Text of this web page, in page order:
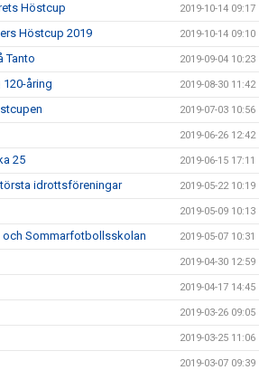
Höstcup 2019-10-14 09:17
Höstcup 2019 2019-10-14 09:10
Tanto 2019-09-04 10:23
120-åring 2019-08-30 11:42
2019-07-03 10:56
2019-06-26 12:42
25 2019-06-15 17:11
idrottsföreningar 2019-05-22 10:19
2019-05-09 10:13
Sommarfotbollsskolan 2019-05-07 10:31
2019-04-30 12:59
2019-04-17 14:45
2019-03-26 09:05
2019-03-25 11:06
2019-03-07 09:39